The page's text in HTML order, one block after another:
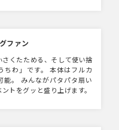
ファン
くたためる、そして使い捨
ちわ」です。 本体はフルカ
能。 みんながパタパタ扇い
トをグッと盛り上げます。